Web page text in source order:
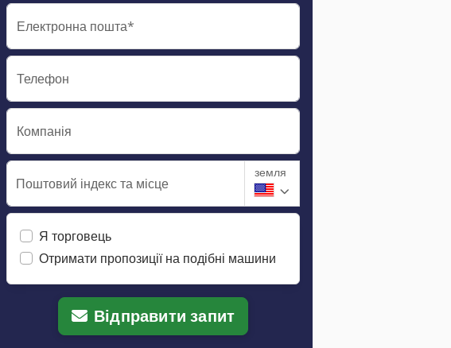
Електронна пошта*
Телефон
Компанія
Поштовий індекс та місце
земля
Я торговець
Отримати пропозиції на подібні машини
Відправити запит